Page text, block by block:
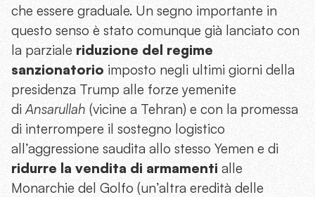
che essere graduale. Un segno importante in
questo senso è stato comunque già lanciato con
la parziale riduzione del regime
sanzionatorio imposto negli ultimi giorni della
presidenza Trump alle forze yemenite
diAnsarullah (vicine a Tehran) e con la promessa
di interrompere il sostegno logistico
all’aggressione saudita allo stesso Yemen e di
ridurre la vendita di armamenti alle
Monarchie del Golfo (un’altra eredità delle